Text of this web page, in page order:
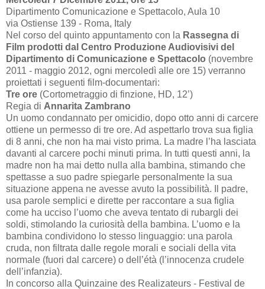
Dipartimento Comunicazione e Spettacolo, Aula 10
via Ostiense 139 - Roma, Italy
Nel corso del quinto appuntamento con la Rassegna di
Film prodotti dal Centro Produzione Audiovisivi del
Dipartimento di Comunicazione e Spettacolo (novembre
2011 - maggio 2012, ogni mercoledì alle ore 15) verranno
proiettati i seguenti film-documentari:
Tre ore (Cortometraggio di finzione, HD, 12’)
Regia di Annarita Zambrano
Un uomo condannato per omicidio, dopo otto anni di carcere
ottiene un permesso di tre ore. Ad aspettarlo trova sua figlia
di 8 anni, che non ha mai visto prima. La madre l’ha lasciata
davanti al carcere pochi minuti prima. In tutti questi anni, la
madre non ha mai detto nulla alla bambina, stimando che
spettasse a suo padre spiegarle personalmente la sua
situazione appena ne avesse avuto la possibilità. Il padre,
usa parole semplici e dirette per raccontare a sua figlia
come ha ucciso l’uomo che aveva tentato di rubargli dei
soldi, stimolando la curiosità della bambina. L’uomo e la
bambina condividono lo stesso linguaggio: una parola
cruda, non filtrata dalle regole morali e sociali della vita
normale (fuori dal carcere) o dell’étà (l’innocenza crudele
dell’infanzia).
In concorso alla Quinzaine des Realizateurs - Festival de